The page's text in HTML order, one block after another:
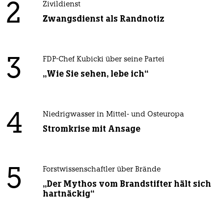
2 Zivildienst
Zwangsdienst als Randnotiz
3 FDP-Chef Kubicki über seine Partei
„Wie Sie sehen, lebe ich“
4 Niedrigwasser in Mittel- und Osteuropa
Stromkrise mit Ansage
5 Forstwissenschaftler über Brände
„Der Mythos vom Brandstifter hält sich
hartnäckig“